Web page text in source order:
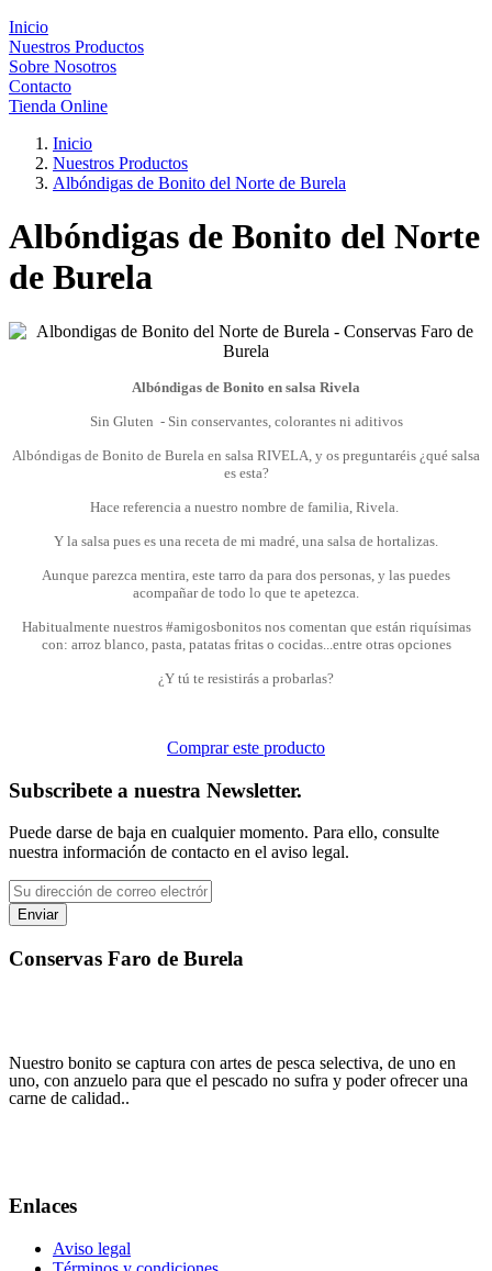
Inicio
Nuestros Productos
Sobre Nosotros
Contacto
Tienda Online
Inicio
Nuestros Productos
Albóndigas de Bonito del Norte de Burela
Albóndigas de Bonito del Norte
de Burela
Albóndigas de Bonito en salsa Rivela
Sin Gluten - Sin conservantes, colorantes ni aditivos
Albóndigas de Bonito de Burela en salsa RIVELA, y os preguntaréis ¿qué salsa
es esta?
Hace referencia a nuestro nombre de familia, Rivela.
Y la salsa pues es una receta de mi madré, una salsa de hortalizas.
Aunque parezca mentira, este tarro da para dos personas, y las puedes
acompañar de todo lo que te apetezca.
Habitualmente nuestros #amigosbonitos nos comentan que están riquísimas
con: arroz blanco, pasta, patatas fritas o cocidas...entre otras opciones
¿Y tú te resistirás a probarlas?
Comprar este producto
Subscribete a nuestra Newsletter.
Puede darse de baja en cualquier momento. Para ello, consulte
nuestra información de contacto en el aviso legal.
Conservas Faro de Burela
Nuestro bonito se captura con artes de pesca selectiva, de uno en
uno, con anzuelo para que el pescado no sufra y poder ofrecer una
carne de calidad..
Enlaces
Aviso legal